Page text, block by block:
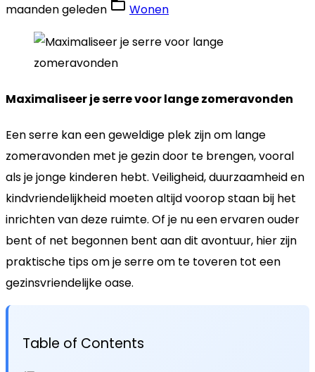
maanden geleden
Wonen
Maximaliseer je serre voor lange zomeravonden
Een serre kan een geweldige plek zijn om lange
zomeravonden met je gezin door te brengen, vooral
als je jonge kinderen hebt. Veiligheid, duurzaamheid en
kindvriendelijkheid moeten altijd voorop staan bij het
inrichten van deze ruimte. Of je nu een ervaren ouder
bent of net begonnen bent aan dit avontuur, hier zijn
praktische tips om je serre om te toveren tot een
gezinsvriendelijke oase.
Table of Contents